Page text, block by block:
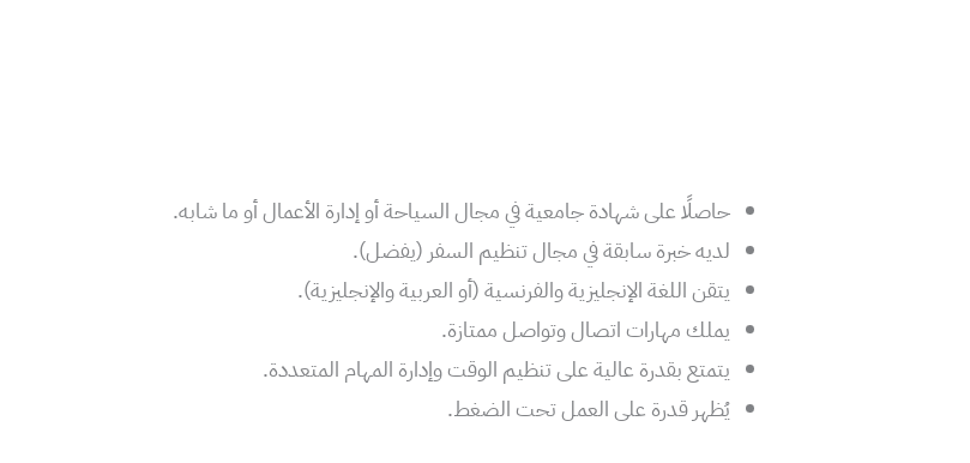
حاصلًا على شهادة جامعية في مجال السياحة أو إدارة الأعمال أو ما شابه.
لديه خبرة سابقة في مجال تنظيم السفر (يفضل).
يتقن اللغة الإنجليزية والفرنسية (أو العربية والإنجليزية).
يملك مهارات اتصال وتواصل ممتازة.
يتمتع بقدرة عالية على تنظيم الوقت وإدارة المهام المتعددة.
يُظهر قدرة على العمل تحت الضغط.